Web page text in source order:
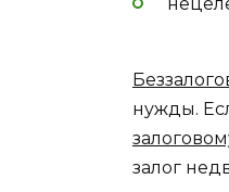
нужды.
залог